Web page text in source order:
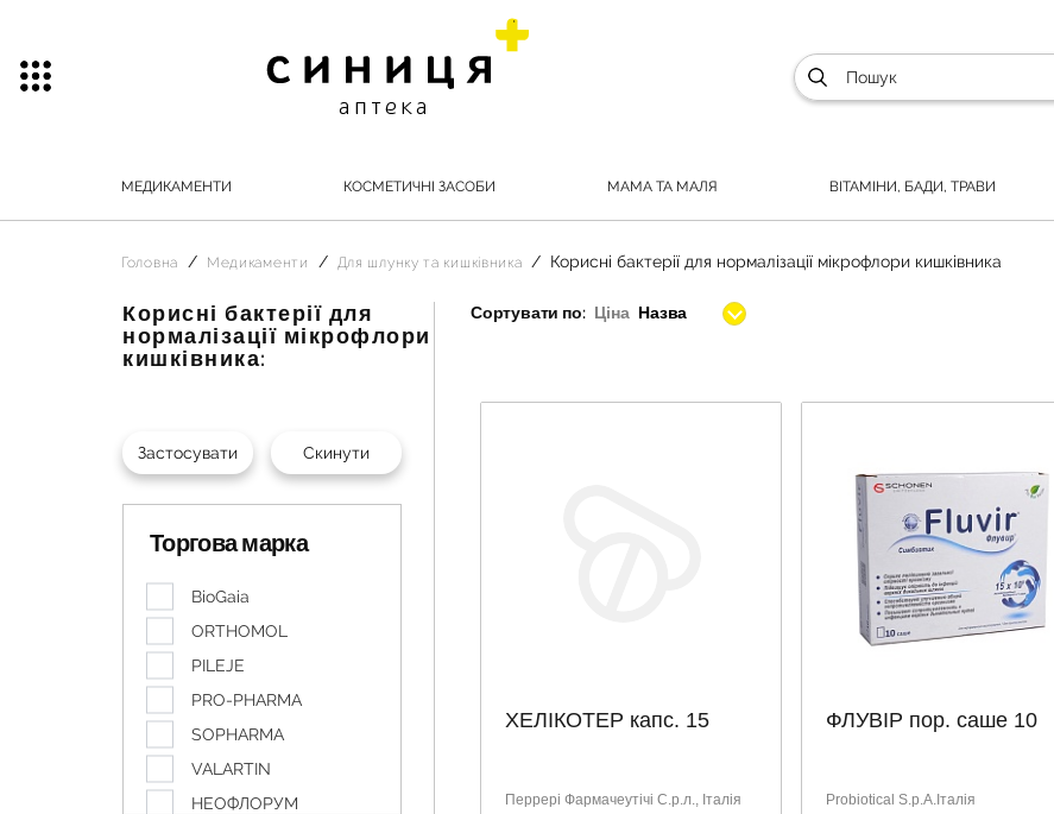
МЕДИКАМЕНТИ КОСМЕТИЧНІ ЗАСОБИ МАМА ТА МАЛЯ ВІТАМІНИ, БАДИ, ТРАВИ
Головна Медикаменти Для шлунку та кишківника Корисні бактерії для нормалізації мікрофлори кишківника
Корисні бактерії для
нормалізації мікрофлори
кишківника:
Торгова марка
BioGaia
ORTHOMOL
PILEJE
PRO-PHARMA
SOPHARMA
VALARTIN
НЕОФЛОРУМ
Сортувати по: Ціна Назва
ХЕЛІКОТЕР капс. 15
Перрері Фармачеутічі С.р.л., Італія
ФЛУВІР пор. саше 10
Probiotical S.p.A.Італія